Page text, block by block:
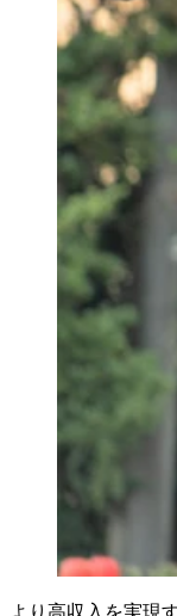
より高収入を実現